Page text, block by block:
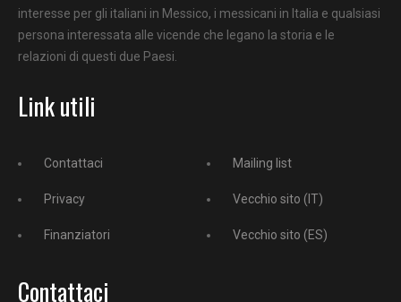
interesse per gli italiani in Messico, i messicani in Italia e qualsiasi
persona interessata alle vicende che legano la storia e le
relazioni di questi due Paesi.
Link utili
Contattaci
Privacy
Finanziatori
Mailing list
Vecchio sito (IT)
Vecchio sito (ES)
Contattaci